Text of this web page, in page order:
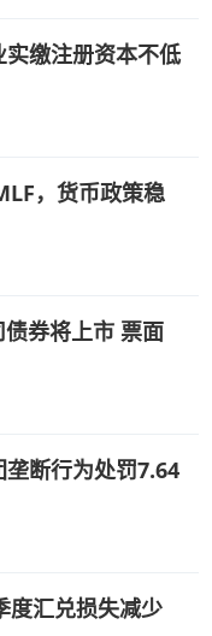
缴注册资本不低
，货币政策稳
券将上市 票面
断行为处罚7.64
度汇兑损失减少